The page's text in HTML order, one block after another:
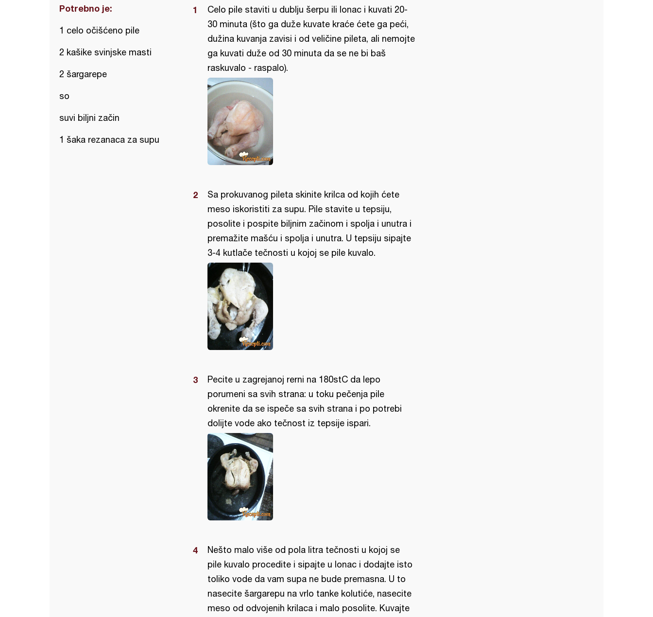
Potrebno je:
1 celo očišćeno pile
2 kašike svinjske masti
2 šargarepe
so
suvi biljni začin
1 šaka rezanaca za supu
Celo pile staviti u dublju šerpu ili lonac i kuvati 20-
30 minuta (što ga duže kuvate kraće ćete ga peći,
dužina kuvanja zavisi i od veličine pileta, ali nemojte
ga kuvati duže od 30 minuta da se ne bi baš
raskuvalo - raspalo).
Sa prokuvanog pileta skinite krilca od kojih ćete
meso iskoristiti za supu. Pile stavite u tepsiju,
posolite i pospite biljnim začinom i spolja i unutra i
premažite mašću i spolja i unutra. U tepsiju sipajte
3-4 kutlače tečnosti u kojoj se pile kuvalo.
Pecite u zagrejanoj rerni na 180stC da lepo
porumeni sa svih strana: u toku pečenja pile
okrenite da se ispeče sa svih strana i po potrebi
dolijte vode ako tečnost iz tepsije ispari.
Nešto malo više od pola litra tečnosti u kojoj se
pile kuvalo procedite i sipajte u lonac i dodajte isto
toliko vode da vam supa ne bude premasna. U to
nasecite šargarepu na vrlo tanke kolutiće, nasecite
meso od odvojenih krilaca i malo posolite. Kuvajte